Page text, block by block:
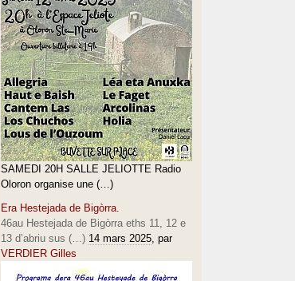
SAMEDI 20H SALLE JELIOTTE Radio
Oloron organise une (…)
Era Hestejada de Bigòrra.
46au Hestejada de Bigòrra eths 11, 12 e
13 d’abriu sus (…) 14 mars 2025, par
VERDIER Gilles